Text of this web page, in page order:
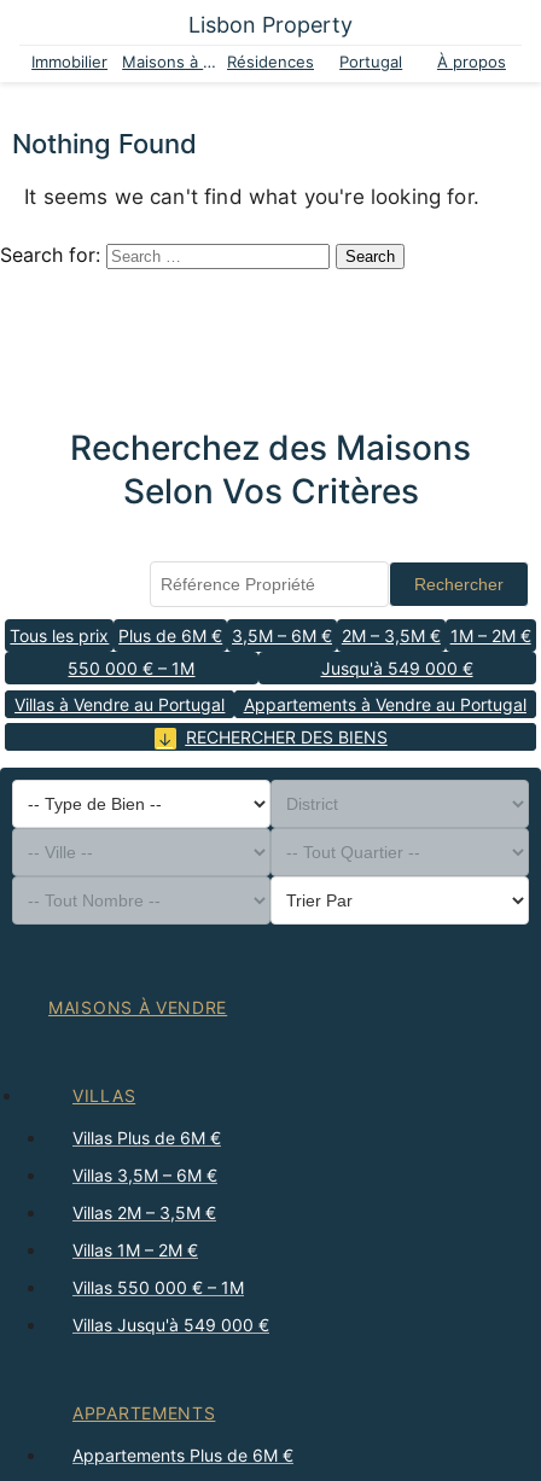
Lisbon Property
Immobilier Maisons à vendre Résidences Portugal À propos
Nothing Found
It seems we can't find what you're looking for.
Search for:
Recherchez des Maisons
Selon Vos Critères
Rechercher
Tous les prix Plus de 6M € 3,5M – 6M € 2M – 3,5M € 1M – 2M €
550 000 € – 1M
Jusqu'à 549 000 €
Villas à Vendre au Portugal
Appartements à Vendre au Portugal
RECHERCHER DES BIENS
-- Type de Bien --
District
-- Ville --
-- Tout Quartier --
-- Tout Nombre --
Trier Par
MAISONS À VENDRE
VILLAS
Villas Plus de 6M €
Villas 3,5M – 6M €
Villas 2M – 3,5M €
Villas 1M – 2M €
Villas 550 000 € – 1M
Villas Jusqu'à 549 000 €
APPARTEMENTS
Appartements Plus de 6M €